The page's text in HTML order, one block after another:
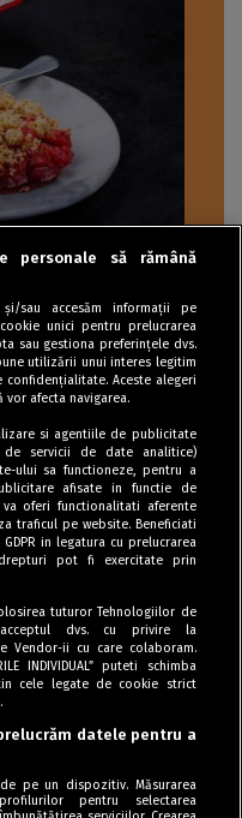
1
personale să rămână
sau accesăm informații pe
unici pentru prelucrarea
sau gestiona preferințele dvs.
utilizării unui interes legitim
Aceste alegeri
afecta navigarea.
si agentiile de publicitate
servicii de date analitice)
ului sa functioneze, pentru a
afisate in functie de
oferi functionalitati aferente
traficul pe website. Beneficiati
in legatura cu prelucrarea
pot fi exercitate prin
folosirea tuturor Tehnologiilor de
dvs. cu privire la
Vendor-ii cu care colaboram.
INDIVIDUAL” puteti schimba
cele legate de cookie strict
datele pentru a
pe un dispozitiv. Măsurarea
pentru selectarea